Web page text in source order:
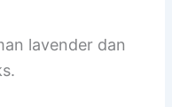
lavender dan